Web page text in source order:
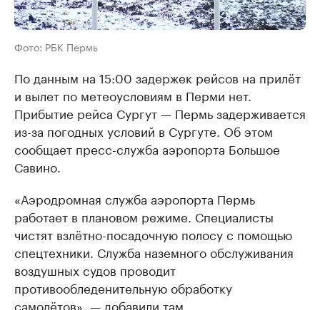
Фото: РБК Пермь
По данным на 15:00 задержек рейсов на прилёт
и вылет по метеоусловиям в Перми нет.
Прибытие рейса Сургут — Пермь задерживается
из-за погодных условий в Сургуте. Об этом
сообщает пресс-служба аэропорта Большое
Савино.
«Аэродромная служба аэропорта Пермь
работает в плановом режиме. Специалисты
чистят взлётно-посадочную полосу с помощью
спецтехники. Служба наземного обслуживания
воздушных судов проводит
противообледенительную обработку
самолётов», — добавили там